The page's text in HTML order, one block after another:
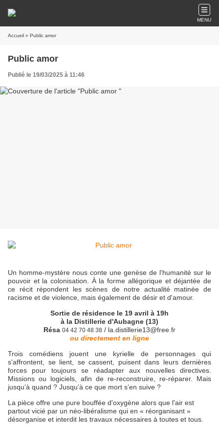
MENU
Accueil » Public amor
Public amor
Publié le 19/03/2025 à 11:46
Un homme-mystère nous conte une genèse de l'humanité sur le
pouvoir et la colonisation. À la forme allégorique et déjantée de
ce récit répondent les scènes de notre actualité matinée de
racisme et de violence, mais également de désir et d'amour.
Sortie de résidence le 19 avril à 19h
à la Distillerie d'Aubagne (13)
Résa 04 42 70 48 38 / la.distillerie13@free.fr
ou directement en ligne
Trois comédiens jouent une kyrielle de personnages qui
s'affrontent, se lient, se cassent, puisent dans leurs dernières
forces pour toujours se réadapter aux nouvelles directives.
Missions ou logiciels, afin de re-reconstruire, re-réparer. Mais
jusqu’à quand ? Jusqu’à ce que mort s’en suive ?
La pièce offre une pure bouffée d'oxygène alors que l'air est
partout vicié par un néo-libéralisme qui en « réorganisant »
désorganise et interdit les travaux nécessaires à toutes et tous.